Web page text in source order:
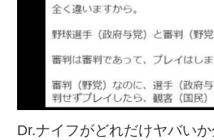
Dr.ナイフがどれだけヤバいか